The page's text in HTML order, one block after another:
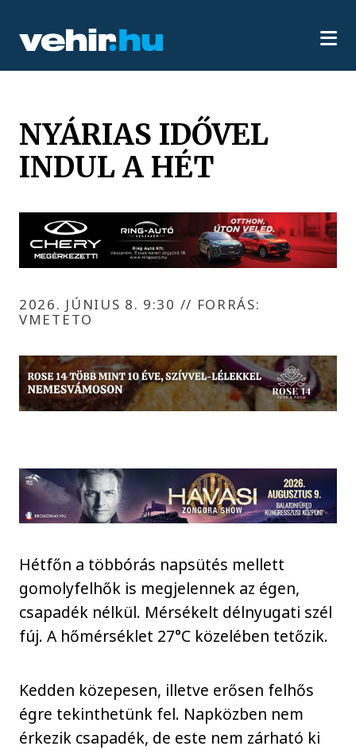
NYÁRIAS IDŐVEL
INDUL A HÉT
2026. JÚNIUS 8. 9:30 // FORRÁS:
VMETETO
Hétfőn a többórás napsütés mellett
gomolyfelhők is megjelennek az égen,
csapadék nélkül. Mérsékelt délnyugati szél
fúj. A hőmérséklet 27°C közelében tetőzik.
Kedden közepesen, illetve erősen felhős
égre tekinthetünk fel. Napközben nem
érkezik csapadék, de este nem zárható ki